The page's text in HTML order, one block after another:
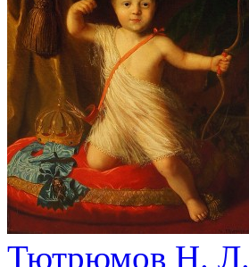
Тютрюмов Н. Л.